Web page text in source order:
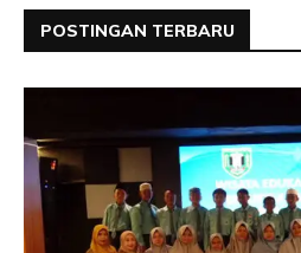
POSTINGAN TERBARU